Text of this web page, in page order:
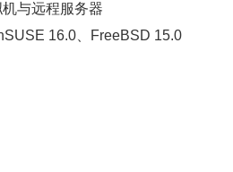
与远程服务器
16.0、FreeBSD 15.0